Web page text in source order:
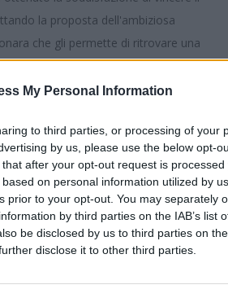
My Personal Information
to third parties, or processing of your
by us, please use the below opt-
after your opt-out request is processed
on personal information utilized by
prior to your opt-out. You may separately
by third parties on the IAB’s list
be disclosed by us to third parties on the
disclose it to other third parties.
la proposta dell'ambiziosa
che gli permette di ritrovare una
soprattutto, ritrova il tecnico
e nella Nuorese. Pancotto farà
La Palma, altra squadra che in